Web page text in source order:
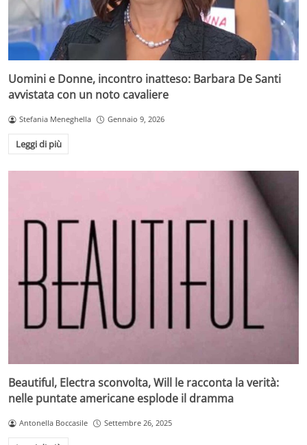
Uomini e Donne, incontro inatteso: Barbara De Santi
avvistata con un noto cavaliere
Stefania Meneghella Gennaio 9, 2026
Leggi di più
Beautiful, Electra sconvolta, Will le racconta la verità:
nelle puntate americane esplode il dramma
Antonella Boccasile Settembre 26, 2025